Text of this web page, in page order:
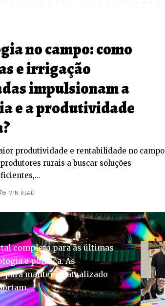
no campo: como
e irrigação
impulsionam a
e a produtividade
produtividade e rentabilidade no campo
rurais a buscar soluções
5 MIN READ
completo para as últimas
e política. As
manter-se atualizado